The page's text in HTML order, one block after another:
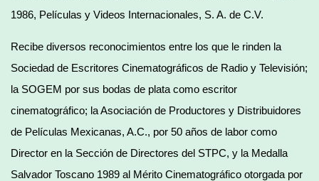
1986, Películas y Videos Internacionales, S. A. de C.V.
Recibe diversos reconocimientos entre los que le rinden la
Sociedad de Escritores Cinematográficos de Radio y Televisión;
la SOGEM por sus bodas de plata como escritor
cinematográfico; la Asociación de Productores y Distribuidores
de Películas Mexicanas, A.C., por 50 años de labor como
Director en la Sección de Directores del STPC, y la Medalla
Salvador Toscano 1989 al Mérito Cinematográfico otorgada por